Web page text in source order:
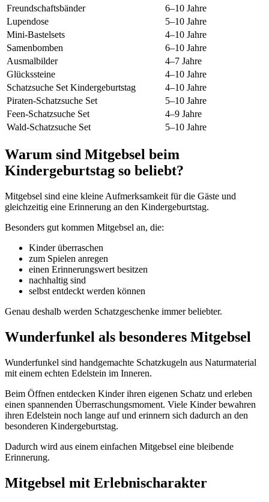
Freundschaftsbänder
6–10 Jahre
Lupendose
5–10 Jahre
Mini-Bastelsets
4–10 Jahre
Samenbomben
6–10 Jahre
Ausmalbilder
4–7 Jahre
Glückssteine
4–10 Jahre
Schatzsuche Set Kindergeburtstag
4–10 Jahre
Piraten-Schatzsuche Set
5–10 Jahre
Feen-Schatzsuche Set
4–9 Jahre
Wald-Schatzsuche Set
5–10 Jahre
Warum sind Mitgebsel beim
Kindergeburtstag so beliebt?
Mitgebsel sind eine kleine Aufmerksamkeit für die Gäste und
gleichzeitig eine Erinnerung an den Kindergeburtstag.
Besonders gut kommen Mitgebsel an, die:
Kinder überraschen
zum Spielen anregen
einen Erinnerungswert besitzen
nachhaltig sind
selbst entdeckt werden können
Genau deshalb werden Schatzgeschenke immer beliebter.
Wunderfunkel als besonderes Mitgebsel
Wunderfunkel sind handgemachte Schatzkugeln aus Naturmaterial
mit einem echten Edelstein im Inneren.
Beim Öffnen entdecken Kinder ihren eigenen Schatz und erleben
einen spannenden Überraschungsmoment. Viele Kinder bewahren
ihren Edelstein noch lange auf und erinnern sich dadurch an den
besonderen Kindergeburtstag.
Dadurch wird aus einem einfachen Mitgebsel eine bleibende
Erinnerung.
Mitgebsel mit Erlebnischarakter